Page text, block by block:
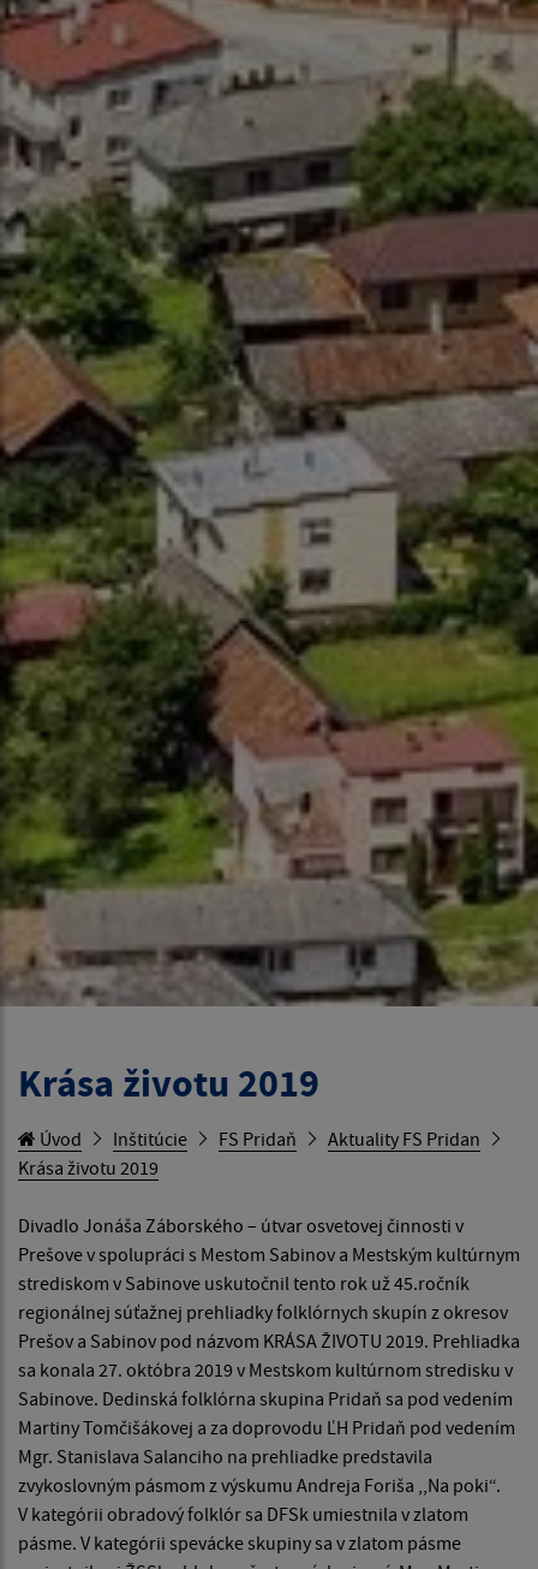
Krása životu 2019
Úvod Inštitúcie FS Pridaň
Aktuality FS Pridan
Krása životu 2019
Divadlo Jonáša Záborského – útvar osvetovej činnosti v
Prešove v spolupráci s Mestom Sabinov a Mestským kultúrnym
strediskom v Sabinove uskutočnil tento rok už 45.ročník
regionálnej súťažnej prehliadky folklórnych skupín z okresov
Prešov a Sabinov pod názvom KRÁSA ŽIVOTU 2019. Prehliadka
sa konala 27. októbra 2019 v Mestskom kultúrnom stredisku v
Sabinove. Dedinská folklórna skupina Pridaň sa pod vedením
Martiny Tomčišákovej a za doprovodu ĽH Pridaň pod vedením
Mgr. Stanislava Salanciho na prehliadke predstavila
zvykoslovným pásmom z výskumu Andreja Foriša ,,Na poki“.
V kategórii obradový folklór sa DFSk umiestnila v zlatom
pásme. V kategórii spevácke skupiny sa v zlatom pásme